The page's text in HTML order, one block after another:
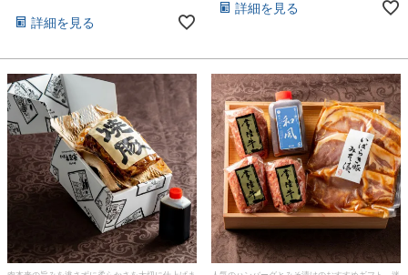
ご注文ガイド
配送・送料
熨斗・カード
イイジマとは
食べ方からから探す
すき焼き
しゃぶしゃぶ
詳細を見る
詳細を見る